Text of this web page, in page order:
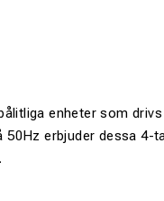
enheter som
erbjuder dessa 4-